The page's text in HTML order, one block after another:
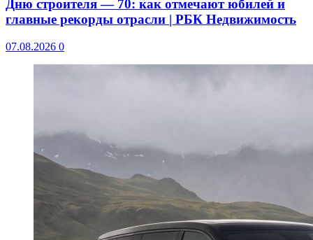
Дню строителя — 70: как отмечают юбилей и
главные рекорды отрасли | РБК Недвижимость
07.08.2026 0